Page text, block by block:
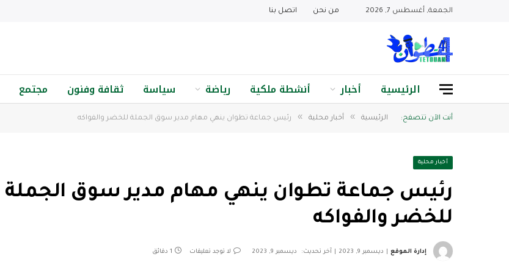
الجمعة, أغسطس 7, 2026 من نحن اتصل بنا
الرئيسية أخبار أنشطة ملكية رياضة سياسة ثقافة وفنون مجتمع
أنت الآن تتصفح: الرئيسية » أخبار محلية » رئيس جماعة تطوان ينهي مهام مدير سوق الجملة للخضر والفواكه
أخبار محلية
رئيس جماعة تطوان ينهي مهام مدير سوق الجملة
للخضر والفواكه
إدارة الموقع ديسمبر 9, 2023 آخر تحديث: ديسمبر 9, 2023 لا توجد تعليقات 1 دقائق